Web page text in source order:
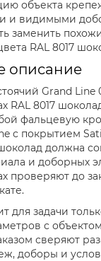
объекта
и видимыми
заменить
RAL 8017
описание
Grand Line
RAL 8017
фальцевую
с покрытием
должна
и доборных
проверяют до
для задачи
с
сверяют
доборы и